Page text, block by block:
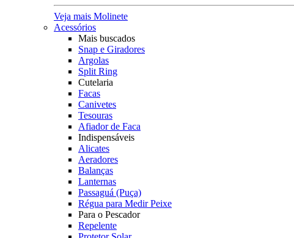
Veja mais Molinete
Acessórios
Mais buscados
Snap e Giradores
Argolas
Split Ring
Cutelaria
Facas
Canivetes
Tesouras
Afiador de Faca
Indispensáveis
Alicates
Aeradores
Balanças
Lanternas
Passaguá (Puça)
Régua para Medir Peixe
Para o Pescador
Repelente